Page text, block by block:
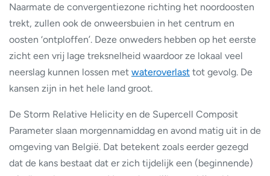
Naarmate de convergentiezone richting het noordoosten
trekt, zullen ook de onweersbuien in het centrum en
oosten ‘ontploffen’. Deze onweders hebben op het eerste
zicht een vrij lage treksnelheid waardoor ze lokaal veel
neerslag kunnen lossen met wateroverlast tot gevolg. De
kansen zijn in het hele land groot.
De Storm Relative Helicity en de Supercell Composit
Parameter slaan morgennamiddag en avond matig uit in de
omgeving van België. Dat betekent zoals eerder gezegd
dat de kans bestaat dat er zich tijdelijk een (beginnende)